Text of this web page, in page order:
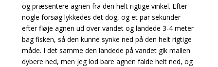
og præsentere agnen fra den helt rigtige vinkel. Efter
nogle forsøg lykkedes det dog, og et par sekunder
efter fløje agnen ud over vandet og landede 3-4 meter
bag fisken, så den kunne synke ned på den helt rigtige
måde. I det samme den landede på vandet gik mallen
dybere ned, men jeg lod bare agnen falde helt ned, og